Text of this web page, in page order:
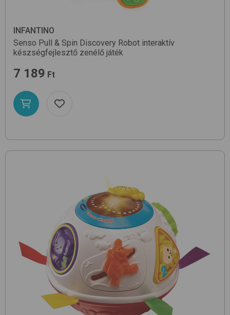
INFANTINO
Senso Pull & Spin Discovery Robot interaktív
készségfejlesztő zenélő játék
7 189 Ft